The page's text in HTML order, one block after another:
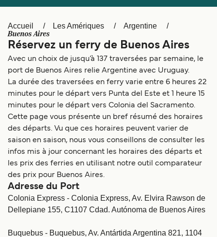
Schweiz (DE)
Norge Україна
Indonesia المغرب
Accueil Les Amériques Argentine
Buenos Aires
Réservez un ferry de Buenos Aires
Avec un choix de jusqu’à 137 traversées par semaine, le
port de Buenos Aires relie Argentine avec Uruguay.
La durée des traversées en ferry varie entre 6 heures 22
minutes pour le départ vers Punta del Este et 1 heure 15
minutes pour le départ vers Colonia del Sacramento.
Cette page vous présente un bref résumé des horaires
des départs. Vu que ces horaires peuvent varier de
saison en saison, nous vous conseillons de consulter les
infos mis à jour concernant les horaires des départs et
les prix des ferries en utilisant notre outil comparateur
des prix pour Buenos Aires.
Adresse du Port
Colonia Express - Colonia Express, Av. Elvira Rawson de
Dellepiane 155, C1107 Cdad. Autónoma de Buenos Aires
Buquebus - Buquebus, Av. Antártida Argentina 821, 1104